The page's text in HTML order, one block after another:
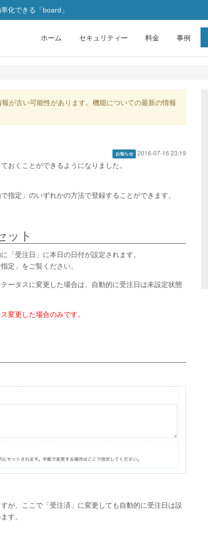
化できる「board」
ホーム セキュリティー 料金 事例
が古い可能性があります。機能についての最新の情報
お知らせ 2016-07-16 23:19
おくことができるようになりました。
指定」のいずれかの方法で登録することができます。
ット
「受注日」に本日の日付が設定されます。
定」をご覧ください。
ータスに変更した場合は、自動的に受注日は未設定状態
変更した場合のみです。
が、ここで「受注済」に変更しても自動的に受注日は設
す。